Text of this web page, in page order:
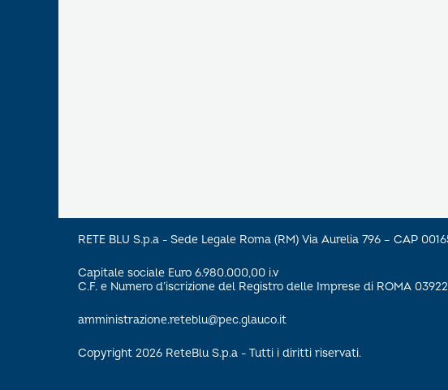
RETE BLU S.p.a - Sede Legale Roma (RM) Via Aurelia 796 – CAP
Capitale sociale Euro 6.980.000,00 i.v
C.F. e Numero d’iscrizione del Registro delle Imprese di ROMA
amministrazione.reteblu@pec.glauco.it
Copyright 2026 ReteBlu S.p.a - Tutti i diritti riservati.